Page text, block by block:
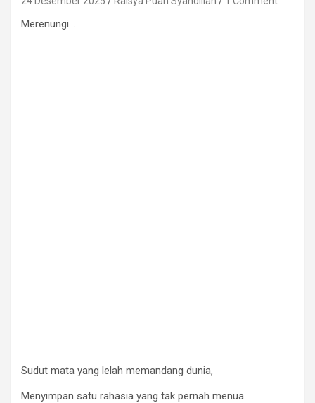
Merenungi…
Sudut mata yang lelah memandang dunia,
Menyimpan satu rahasia yang tak pernah menua.